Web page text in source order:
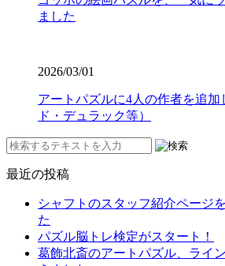
ました
2026/03/01
アートパズルに4人の作者を追
ド・デュラック等）
最近の投稿
シャフトのスタッフ紹介ページ
た
パズル脳トレ検定がスタート！
葛飾北斎のアートパズル、ライ